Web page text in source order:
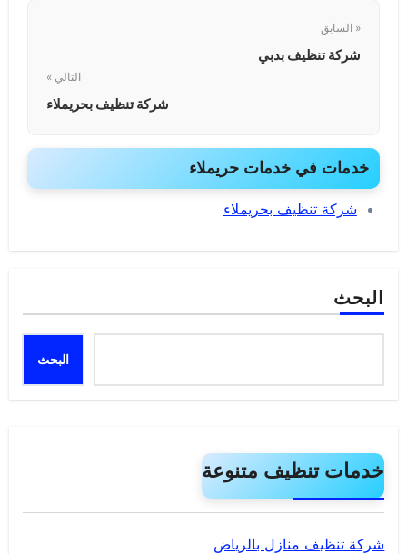
« السابق
شركة تنظيف بدبي
التالي »
شركة تنظيف بحريملاء
خدمات في خدمات حريملاء
شركة تنظيف بحريملاء
البحث
البحث
خدمات تنظيف متنوعة
شركة تنظيف منازل بالرياض